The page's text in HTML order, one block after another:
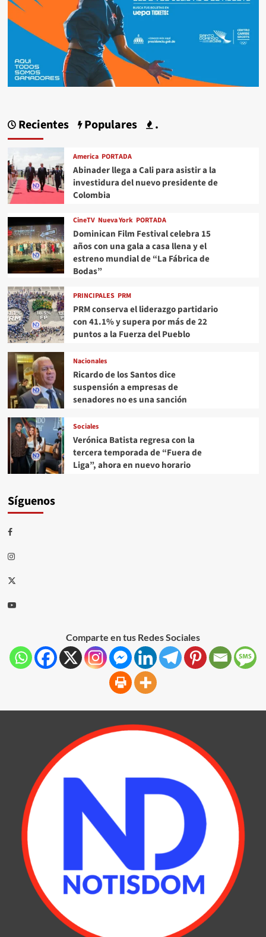
Recientes Populares .
America PORTADA
Abinader llega a Cali para asistir a la
investidura del nuevo presidente de
Colombia
CineTV Nueva York PORTADA
Dominican Film Festival celebra 15
años con una gala a casa llena y el
estreno mundial de “La Fábrica de
Bodas”
PRINCIPALES PRM
PRM conserva el liderazgo partidario
con 41.1% y supera por más de 22
puntos a la Fuerza del Pueblo
Nacionales
Ricardo de los Santos dice
suspensión a empresas de
senadores no es una sanción
Sociales
Verónica Batista regresa con la
tercera temporada de “Fuera de
Liga”, ahora en nuevo horario
Síguenos
Comparte en tus Redes Sociales